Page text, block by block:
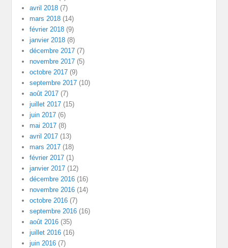
avril 2018 (7)
mars 2018 (14)
février 2018 (9)
janvier 2018 (8)
décembre 2017 (7)
novembre 2017 (5)
octobre 2017 (9)
septembre 2017 (10)
août 2017 (7)
juillet 2017 (15)
juin 2017 (6)
mai 2017 (8)
avril 2017 (13)
mars 2017 (18)
février 2017 (1)
janvier 2017 (12)
décembre 2016 (16)
novembre 2016 (14)
octobre 2016 (7)
septembre 2016 (16)
août 2016 (35)
juillet 2016 (16)
juin 2016 (7)